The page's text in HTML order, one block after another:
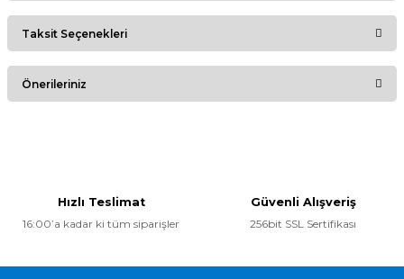
Bu ürüne ilk yorumu siz yapın!
Taksit Seçenekleri
Önerileriniz
Hızlı Teslimat
16:00’a kadar ki tüm siparişler
Güvenli Alışveriş
256bit SSL Sertifikası